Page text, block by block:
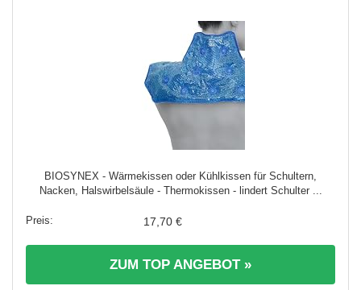
BIOSYNEX - Wärmekissen oder Kühlkissen für Schultern,
Nacken, Halswirbelsäule - Thermokissen - lindert Schulter ...
17,70 €
ZUM TOP ANGEBOT »